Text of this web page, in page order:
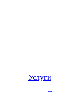
Услуги